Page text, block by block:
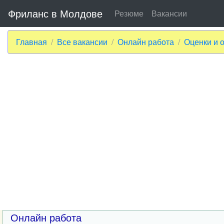
Фриланс в Молдове Резюме Вакансии
Главная Все вакансии Онлайн работа Оценки и
Онлайн работа